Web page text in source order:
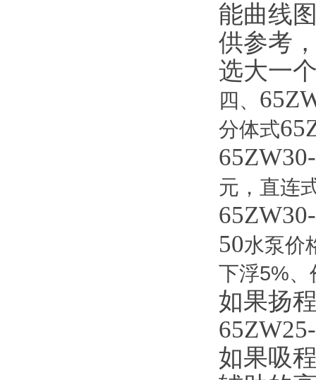
能曲线
供参考
选大一
四、
分体式
元，直连
50水泵价
下浮5%、
如果扬
如果吸